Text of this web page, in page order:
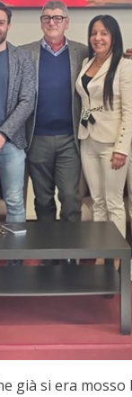
già si era